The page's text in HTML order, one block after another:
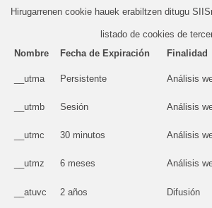
Hirugarrenen cookie hauek erabiltzen ditugu
listado de cookies de
Nombre
Fecha de Expiración Finalidad
__utma Persistente Análisis
__utmb Sesión Análisis
__utmc 30 minutos Análisis
__utmz 6 meses Análisis
__atuvc 2 años Difusión